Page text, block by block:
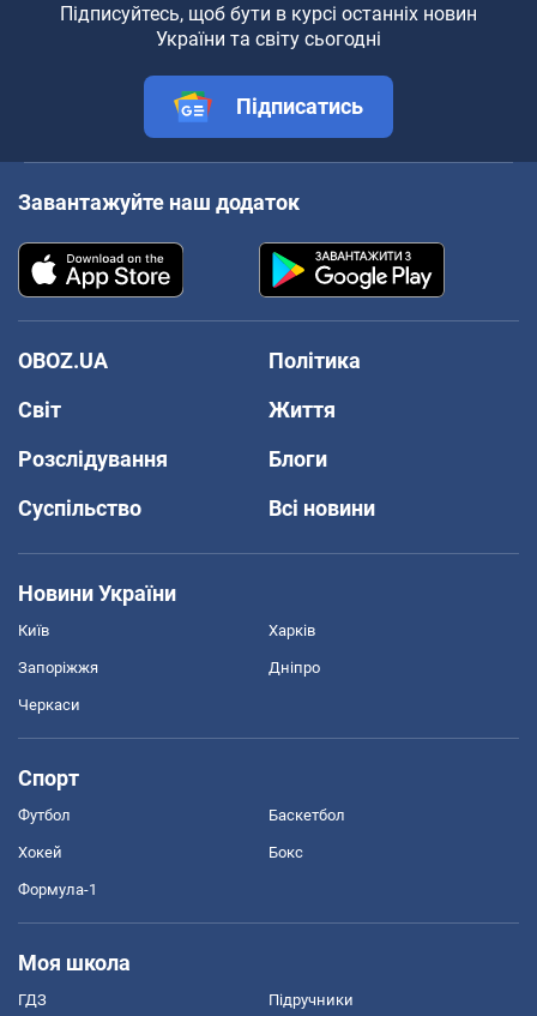
Підписуйтесь, щоб бути в курсі останніх новин
України та світу сьогодні
Підписатись
Завантажуйте наш додаток
OBOZ.UA
Політика
Світ
Життя
Розслідування
Блоги
Суспільство
Всі новини
Новини України
Київ Харків
Запоріжжя Дніпро
Черкаси
Спорт
Футбол Баскетбол
Хокей Бокс
Формула-1
Моя школа
ГДЗ Підручники